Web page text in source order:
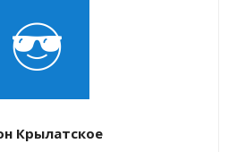
Крылатское